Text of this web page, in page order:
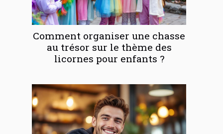
Comment organiser une chasse
au trésor sur le thème des
licornes pour enfants ?